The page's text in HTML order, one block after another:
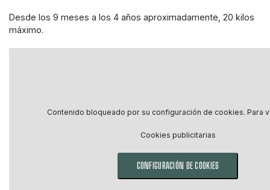
Desde los 9 meses a los 4 años aproximadamente, 20 kilos
máximo.
Contenido bloqueado por su configuración de cookies. Para
Cookies publicitarias
CONFIGURACIÓN DE COOKIES